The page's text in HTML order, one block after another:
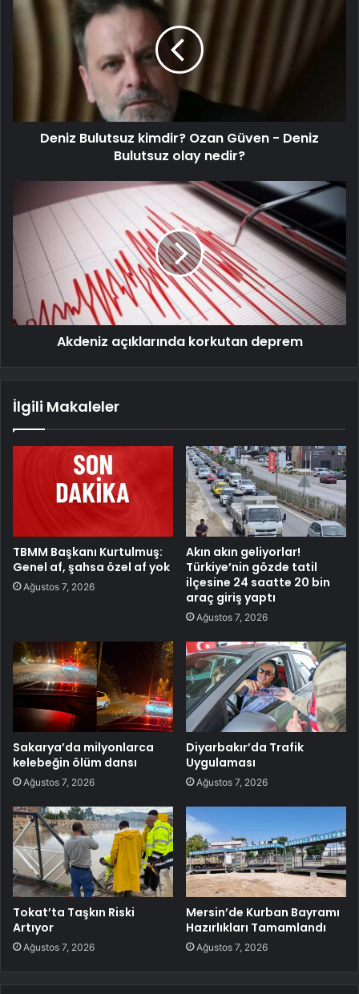
Deniz Bulutsuz kimdir? Ozan Güven - Deniz
Bulutsuz olay nedir?
Akdeniz açıklarında korkutan deprem
İlgili Makaleler
TBMM Başkanı Kurtulmuş:
Genel af, şahsa özel af yok
Ağustos 7, 2026
Akın akın geliyorlar!
Türkiye’nin gözde tatil
ilçesine 24 saatte 20 bin
araç giriş yaptı
Ağustos 7, 2026
Sakarya’da milyonlarca
kelebeğin ölüm dansı
Ağustos 7, 2026
Diyarbakır’da Trafik
Uygulaması
Ağustos 7, 2026
Tokat’ta Taşkın Riski
Artıyor
Ağustos 7, 2026
Mersin’de Kurban Bayramı
Hazırlıkları Tamamlandı
Ağustos 7, 2026